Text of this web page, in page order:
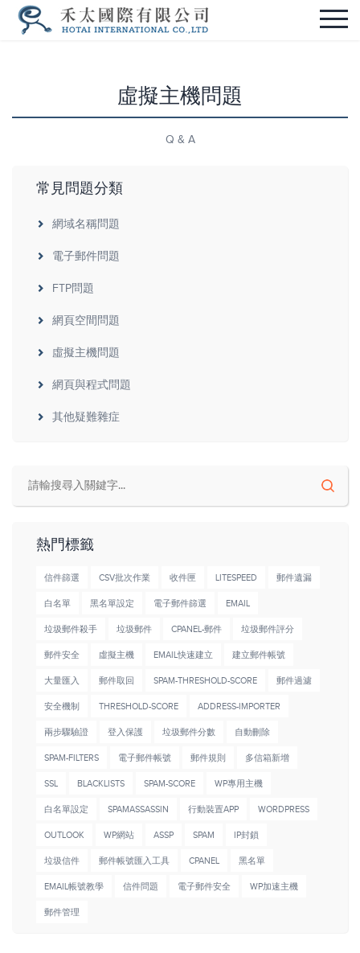
虛擬主機問題
Q & A
常見問題分類
網域名稱問題
電子郵件問題
FTP問題
網頁空間問題
虛擬主機問題
網頁與程式問題
其他疑難雜症
熱門標籤
信件篩選 CSV批次作業 收件匣 LITESPEED 郵件遺漏
白名單 黑名單設定 電子郵件篩選 EMAIL
垃圾郵件殺手 垃圾郵件 CPANEL-郵件 垃圾郵件評分
郵件安全 虛擬主機 EMAIL快速建立 建立郵件帳號
大量匯入 郵件取回 SPAM-THRESHOLD-SCORE 郵件過濾
安全機制 THRESHOLD-SCORE ADDRESS-IMPORTER
兩步驟驗證 登入保護 垃圾郵件分數 自動刪除
SPAM-FILTERS 電子郵件帳號 郵件規則 多信箱新增
SSL BLACKLISTS SPAM-SCORE WP專用主機
白名單設定 SPAMASSASSIN 行動裝置APP WORDPRESS
OUTLOOK WP網站 ASSP SPAM IP封鎖
垃圾信件 郵件帳號匯入工具 CPANEL 黑名單
EMAIL帳號教學 信件問題 電子郵件安全 WP加速主機
郵件管理